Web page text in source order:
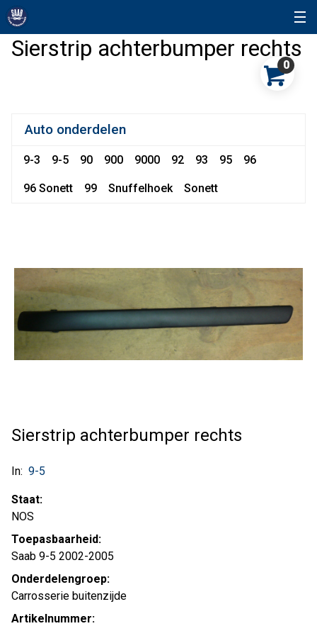
Sierstrip achterbumper rechts
0
Auto onderdelen
9-3 9-5 90 900 9000 92 93 95 96
96 Sonett 99 Snuffelhoek Sonett
Sierstrip achterbumper rechts
In: 9-5
Staat:
NOS
Toepasbaarheid:
Saab 9-5 2002-2005
Onderdelengroep:
Carrosserie buitenzijde
Artikelnummer: